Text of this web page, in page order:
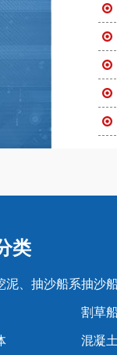
类
泥、抽沙船系抽沙
割草
混凝